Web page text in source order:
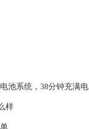
池系统，38分钟充满电
样